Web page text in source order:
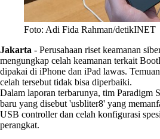
Foto: Adi Fida Rahman/detikINET
Jakarta - Perusahaan riset keamanan
mengungkap celah keamanan terkait
dipakai di iPhone dan iPad lawas.
celah tersebut tidak bisa diperbaiki.
Dalam laporan terbarunya, tim Paradigm
baru yang disebut 'usbliter8' yang
USB controller dan celah konfigurasi
perangkat.